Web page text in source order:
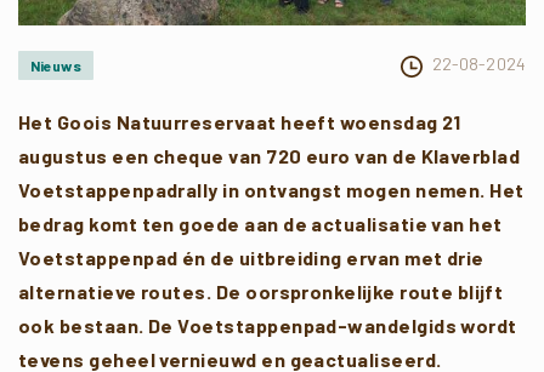
Nieuws 22-08-2024
Het Goois Natuurreservaat heeft woensdag 21
augustus een cheque van 720 euro van de Klaverblad
Voetstappenpadrally in ontvangst mogen nemen. Het
bedrag komt ten goede aan de actualisatie van het
Voetstappenpad én de uitbreiding ervan met drie
alternatieve routes. De oorspronkelijke route blijft
ook bestaan. De Voetstappenpad-wandelgids wordt
tevens geheel vernieuwd en geactualiseerd.